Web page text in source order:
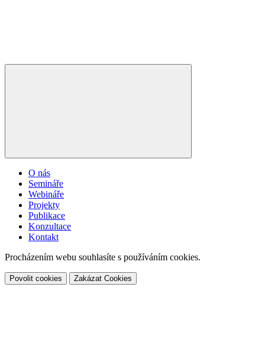
O nás
Semináře
Webináře
Projekty
Publikace
Konzultace
Kontakt
Procházením webu souhlasíte s používáním cookies.
Povolit cookies Zakázat Cookies